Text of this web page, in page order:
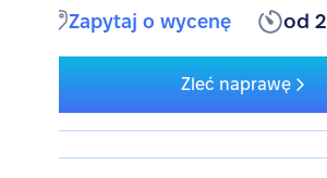
Zapytaj o wycenę od
Zleć naprawę